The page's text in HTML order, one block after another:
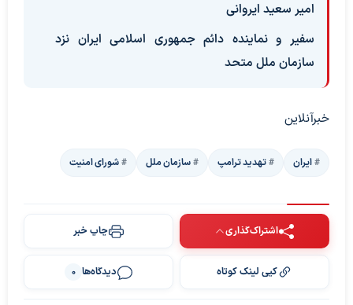
امیر سعید ایروانی
سفیر و نماینده دائم جمهوری اسلامی ایران نزد
سازمان ملل متحد
خبرآنلاین
ایران تهدید ترامپ سازمان ملل شورای امنیت
اشتراک‌گذاری چاپ خبر
کپی لینک کوتاه دیدگاه‌ها 0